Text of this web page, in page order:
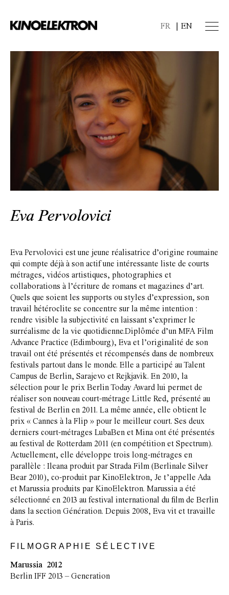
FR EN
Eva Pervolovici
Eva Pervolovici est une jeune réalisatrice d’origine roumaine
qui compte déjà à son actif une intéressante liste de courts
métrages, vidéos artistiques, photographies et
collaborations à l’écriture de romans et magazines d’art.
Quels que soient les supports ou styles d’expression, son
travail hétéroclite se concentre sur la même intention :
rendre visible la subjectivité en laissant s’exprimer le
surréalisme de la vie quotidienne.Diplômée d’un MFA Film
Advance Practice (Edimbourg), Eva et l’originalité de son
travail ont été présentés et récompensés dans de nombreux
festivals partout dans le monde. Elle a participé au Talent
Campus de Berlin, Sarajevo et Rejkjavik. En 2010, la
sélection pour le prix Berlin Today Award lui permet de
réaliser son nouveau court-métrage Little Red, présenté au
festival de Berlin en 2011. La même année, elle obtient le
prix « Cannes à la Flip » pour le meilleur court. Ses deux
derniers court-métrages LubaBen et Mina ont été présentés
au festival de Rotterdam 2011 (en compétition et Spectrum).
Actuellement, elle développe trois long-métrages en
parallèle : Ileana produit par Strada Film (Berlinale Silver
Bear 2010), co-produit par KinoElektron, Je t’appelle Ada
et Marussia produits par KinoElektron. Marussia a été
sélectionné en 2013 au festival international du film de Berlin
dans la section Génération. Depuis 2008, Eva vit et travaille
à Paris.
FILMOGRAPHIE SÉLECTIVE
Marussia 2012
Berlin IFF 2013 – Generation